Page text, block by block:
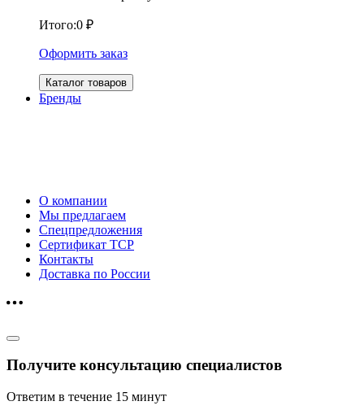
Итого:0 ₽
Оформить заказ
Каталог товаров
Бренды
О компании
Мы предлагаем
Спецпредложения
Сертификат ТСР
Контакты
Доставка по России
Получите консультацию специалистов
Ответим в течение 15 минут